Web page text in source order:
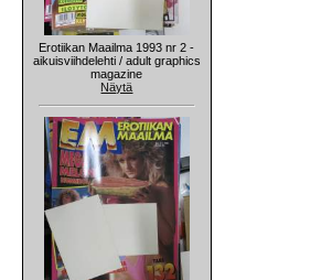
Erotiikan Maailma 1993 nr 2 -
aikuisviihdelehti / adult graphics
magazine
Näytä